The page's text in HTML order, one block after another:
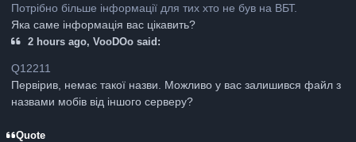
Потрібно більше інформації для тих хто не був на ВБТ.
Яка саме інформація вас цікавить?
2 hours ago, VooDOo said:
Q12211
Первірив, немає такої назви. Можливо у вас залишився файл з
назвами мобів від іншого серверу?
Quote